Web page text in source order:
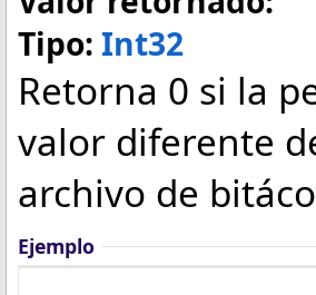
Tipo: Int32
Retorna 0 si la
valor diferente
archivo de
Ejemplo